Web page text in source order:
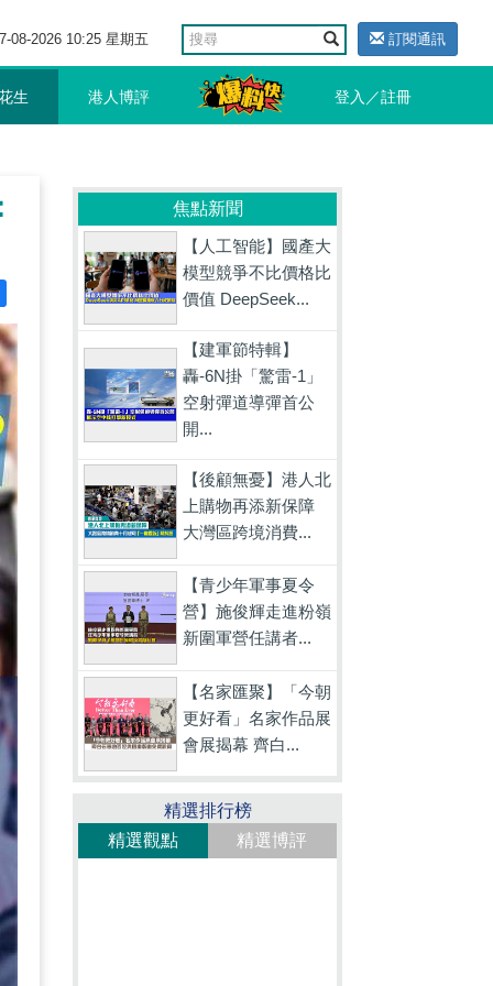
08-2026 10:25 星期五 訂閱通訊
生 港人博評 登入／註冊
焦點新聞
【人工智能】國產大
模型競爭不比價格比
價值 DeepSeek...
【建軍節特輯】
轟-6N掛「驚雷-1」
空射彈道導彈首公
開...
【後顧無憂】港人北
上購物再添新保障
大灣區跨境消費...
【青少年軍事夏令
營】施俊輝走進粉嶺
新圍軍營任講者...
【名家匯聚】「今朝
更好看」名家作品展
會展揭幕 齊白...
精選排行榜
精選觀點
精選博評